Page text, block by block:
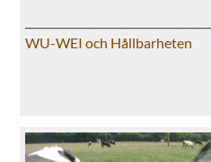
WU-WEI och Hållbarheten